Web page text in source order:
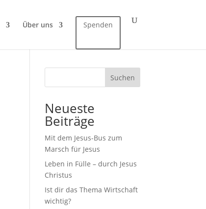
Über uns Spenden
Suchen
Neueste
Beiträge
Mit dem Jesus-Bus zum
Marsch für Jesus
Leben in Fülle – durch Jesus
Christus
Ist dir das Thema Wirtschaft
wichtig?